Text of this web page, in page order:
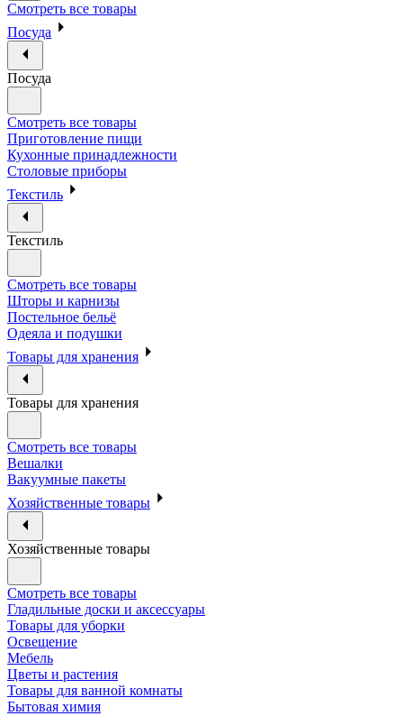
Смотреть все товары
Посуда
Посуда
Смотреть все товары
Приготовление пищи
Кухонные принадлежности
Столовые приборы
Текстиль
Текстиль
Смотреть все товары
Шторы и карнизы
Постельное бельё
Одеяла и подушки
Товары для хранения
Товары для хранения
Смотреть все товары
Вешалки
Вакуумные пакеты
Хозяйственные товары
Хозяйственные товары
Смотреть все товары
Гладильные доски и аксессуары
Товары для уборки
Освещение
Мебель
Цветы и растения
Товары для ванной комнаты
Бытовая химия